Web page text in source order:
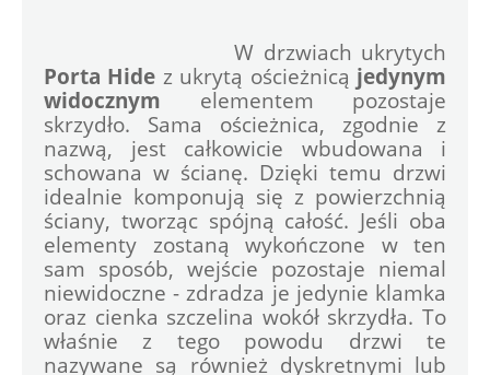
Porta Hide z ukrytą ościeżnicą jedynym
widocznym elementem pozostaje
skrzydło. Sama ościeżnica, zgodnie z
nazwą, jest całkowicie wbudowana i
schowana w ścianę. Dzięki temu drzwi
idealnie komponują się z powierzchnią
ściany, tworząc spójną całość. Jeśli oba
elementy zostaną wykończone w ten
sam sposób, wejście pozostaje niemal
niewidoczne - zdradza je jedynie klamka
oraz cienka szczelina wokół skrzydła. To
właśnie z tego powodu drzwi te
nazywane są również dyskretnymi lub